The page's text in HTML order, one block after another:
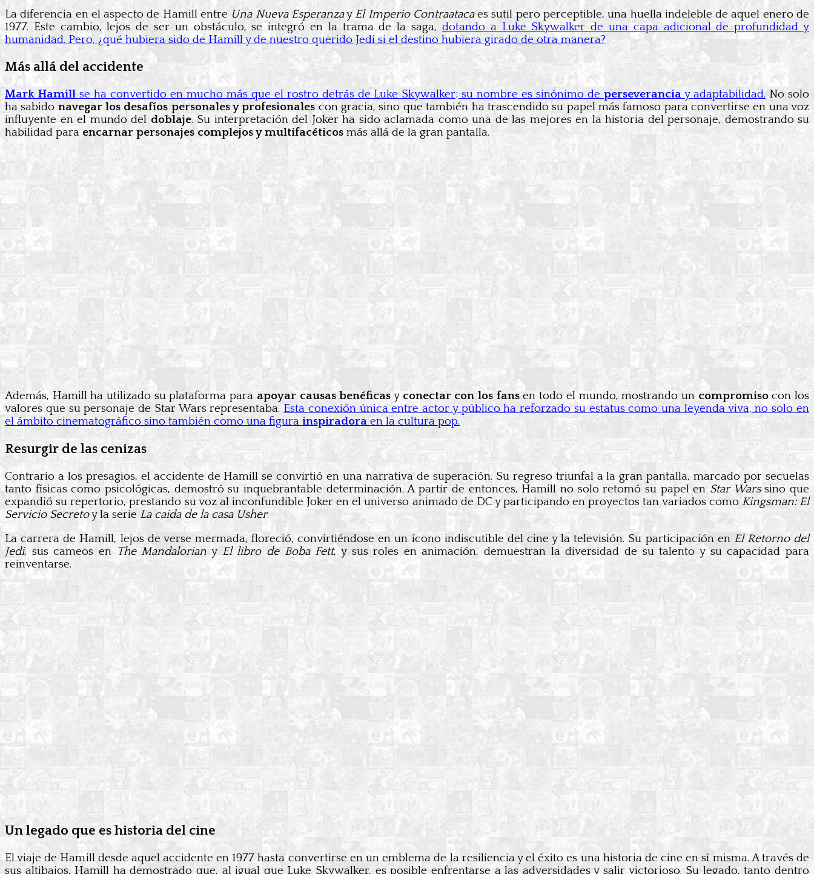
La diferencia en el aspecto de Hamill entre Una Nueva EsperanzayEl Imperio Contraatacaes sutil pero perceptible, una huella indeleble de aquel enero de
1977. Este cambio, lejos de ser un obstáculo, se integró en la trama de la saga, dotando a Luke Skywalker de una capa adicional de profundidad y
humanidad. Pero, ¿qué hubiera sido de Hamill y de nuestro querido Jedi si el destino hubiera girado de otra manera?
Más allá del accidente
Mark Hamillse ha convertido en mucho más que el rostro detrás de Luke Skywalker; su nombre es sinónimo deperseverancia y adaptabilidad. No solo
ha sabido navegar los desafíos personales y profesionales con gracia, sino que también ha trascendido su papel más famoso para convertirse en una voz
influyente en el mundo del doblaje. Su interpretación del Joker ha sido aclamada como una de las mejores en la historia del personaje, demostrando su
habilidad para encarnar personajes complejos y multifacéticos más allá de la gran pantalla.
Además, Hamill ha utilizado su plataforma para apoyar causas benéficas y conectar con los fansen todo el mundo, mostrando un compromisocon los
valores que su personaje de Star Wars representaba. Esta conexión única entre actor y público ha reforzado su estatus como una leyenda viva, no solo en
el ámbito cinematográfico sino también como una figura inspiradora en la cultura pop.
Resurgir de las cenizas
Contrario a los presagios, el accidente de Hamill se convirtió en una narrativa de superación. Su regreso triunfal a la gran pantalla, marcado por secuelas
tanto físicas como psicológicas, demostró su inquebrantable determinación. A partir de entonces, Hamill no solo retomó su papel en Star Warssino que
expandió su repertorio, prestando su voz al inconfundible Joker en el universo animado de DC y participando en proyectos tan variados comoKingsman: El
Servicio Secretoy la serie La caida de la casa Usher.
La carrera de Hamill, lejos de verse mermada, floreció, convirtiéndose en un ícono indiscutible del cine y la televisión. Su participación en El Retorno del
Jedi, sus cameos en The Mandaloriany El libro de Boba Fett, y sus roles en animación, demuestran la diversidad de su talento y su capacidad para
reinventarse.
Un legado que es historia del cine
El viaje de Hamill desde aquel accidente en 1977 hasta convertirse en un emblema de la resiliencia y el éxito es una historia de cine en sí misma. A través de
sus altibajos, Hamill ha demostrado que, al igual que Luke Skywalker, es posible enfrentarse a las adversidades y salir victorioso. Su legado, tanto dentro